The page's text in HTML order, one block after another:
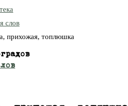
слов
прихожая, топлюшка